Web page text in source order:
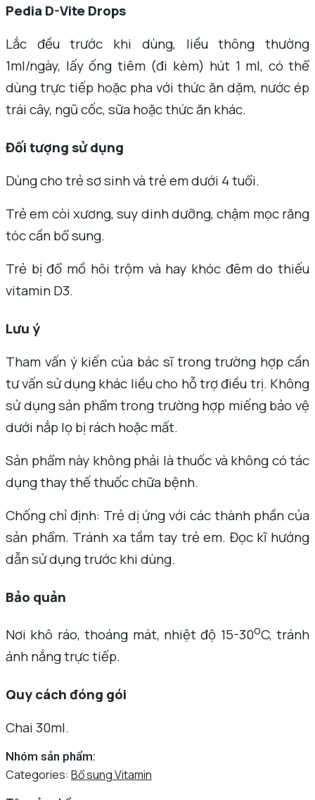
Pedia D-Vite Drops
Lắc đều trước khi dùng, liều thông thường
1ml/ngày, lấy ống tiêm (đi kèm) hút 1 ml, có thể
dùng trực tiếp hoặc pha với thức ăn dặm, nước ép
trái cây, ngũ cốc, sữa hoặc thức ăn khác.
Đối tượng sử dụng
Dùng cho trẻ sơ sinh và trẻ em dưới 4 tuổi.
Trẻ em còi xương, suy dinh dưỡng, chậm mọc răng
tóc cần bổ sung.
Trẻ bị đổ mồ hôi trộm và hay khóc đêm do thiếu
vitamin D3.
Lưu ý
Tham vấn ý kiến của bác sĩ trong trường hợp cần
tư vấn sử dụng khác liều cho hỗ trợ điều trị. Không
sử dụng sản phẩm trong trường hợp miếng bảo vệ
dưới nắp lọ bị rách hoặc mất.
Sản phẩm này không phải là thuốc và không có tác
dụng thay thế thuốc chữa bệnh.
Chống chỉ định: Trẻ dị ứng với các thành phần của
sản phẩm. Tránh xa tầm tay trẻ em. Đọc kĩ hướng
dẫn sử dụng trước khi dùng.
Bảo quản
Nơi khô ráo, thoáng mát, nhiệt độ 15-30oC, tránh
ánh nắng trực tiếp.
Quy cách đóng gói
Chai 30ml.
Nhóm sản phẩm:
Categories: Bổ sung Vitamin